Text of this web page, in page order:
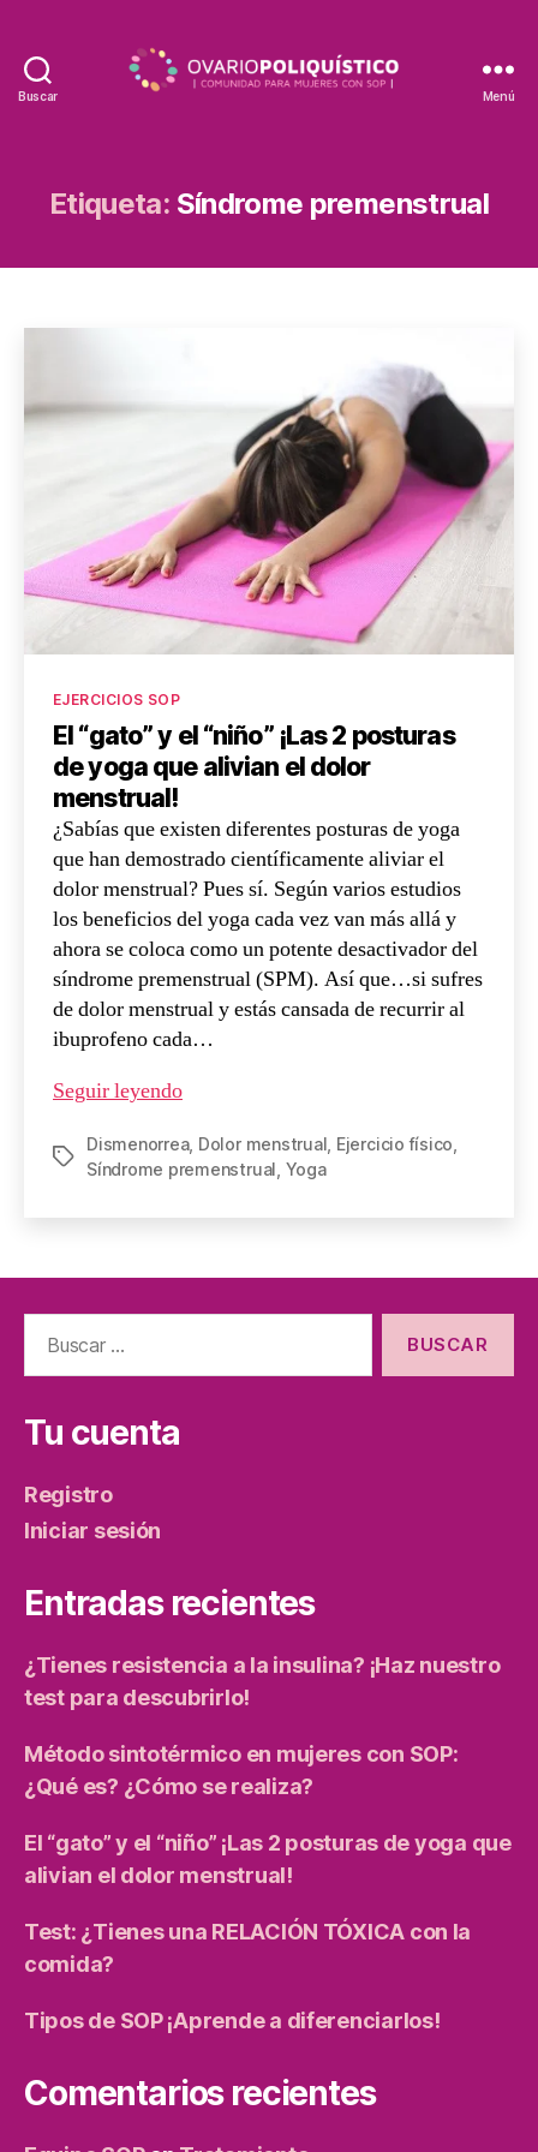
Buscar Menú
Etiqueta: Síndrome premenstrual
EJERCICIOS SOP
El “gato” y el “niño” ¡Las 2 posturas
de yoga que alivian el dolor
menstrual!
¿Sabías que existen diferentes posturas de yoga
que han demostrado científicamente aliviar el
dolor menstrual? Pues sí. Según varios estudios
los beneficios del yoga cada vez van más allá y
ahora se coloca como un potente desactivador del
síndrome premenstrual (SPM). Así que…si sufres
de dolor menstrual y estás cansada de recurrir al
ibuprofeno cada…
Seguir leyendo
Dismenorrea, Dolor menstrual Ejercicio físico
Síndrome premenstrual Yoga
Tu cuenta
Registro
Iniciar sesión
Entradas recientes
¿Tienes resistencia a la insulina? ¡Haz nuestro
test para descubrirlo!
Método sintotérmico en mujeres con SOP:
¿Qué es? ¿Cómo se realiza?
El “gato” y el “niño” ¡Las 2 posturas de yoga que
alivian el dolor menstrual!
Test: ¿Tienes una RELACIÓN TÓXICA con la
comida?
Tipos de SOP ¡Aprende a diferenciarlos!
Comentarios recientes